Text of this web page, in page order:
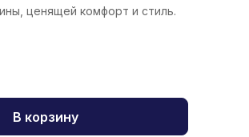
ценящей комфорт и стиль.
В корзину